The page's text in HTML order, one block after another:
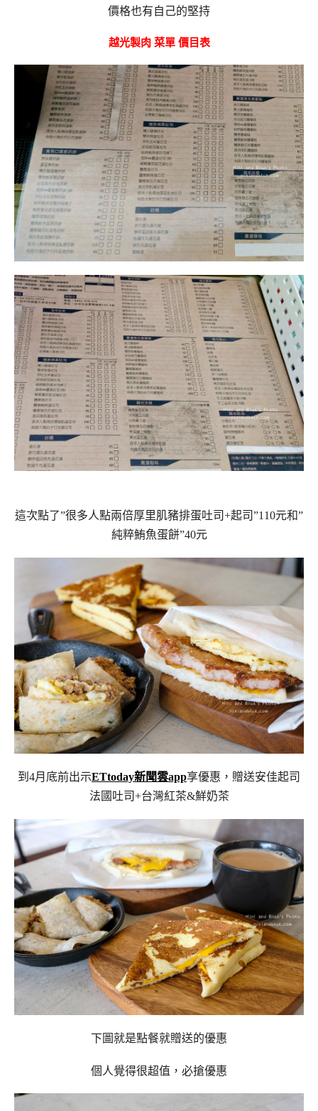
價格也有自己的堅持
越光製肉 菜單 價目表
這次點了”很多人點兩倍厚里肌豬排蛋吐司+起司”110元和”
純粹鮪魚蛋餅”40元
到4月底前出示ETtoday新聞雲app享優惠，贈送安佳起司
法國吐司+台灣紅茶&鮮奶茶
下圖就是點餐就贈送的優惠
個人覺得很超值，必搶優惠